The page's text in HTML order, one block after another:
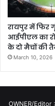
रायपुर में फिर
आईपीएल का
के दो मैचों की
March 10, 2026
OWNER/Editor